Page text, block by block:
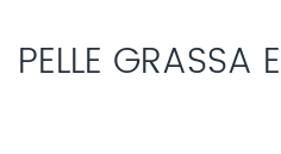
PELLE GRASSA